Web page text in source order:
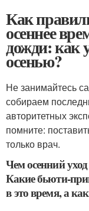
Как
осеннее
дожди: как
осенью?
Не занимайтесь
собираем
авторитетных
помните:
только врач.
Чем осенний
Какие бьюти-
в это время, а